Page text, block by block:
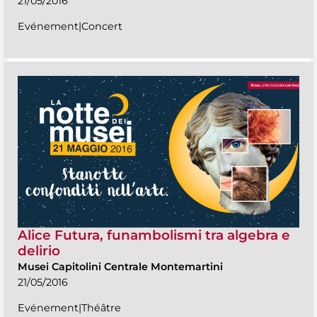
Evénement|Concert
Alice Futura, funambolismi tra algebra e
delirio
Musei Capitolini Centrale Montemartini
21/05/2016
Evénement|Théâtre